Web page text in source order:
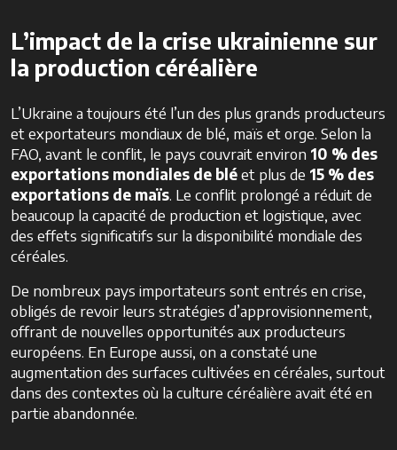
L’impact de la crise ukrainienne sur
la production céréalière
L’Ukraine a toujours été l’un des plus grands producteurs
et exportateurs mondiaux de blé, maïs et orge. Selon la
FAO, avant le conflit, le pays couvrait environ 10 % des
exportations mondiales de bléet plus de 15 % des
exportations de maïs. Le conflit prolongé a réduit de
beaucoup la capacité de production et logistique, avec
des effets significatifs sur la disponibilité mondiale des
céréales.
De nombreux pays importateurs sont entrés en crise,
obligés de revoir leurs stratégies d’approvisionnement,
offrant de nouvelles opportunités aux producteurs
européens. En Europe aussi, on a constaté une
augmentation des surfaces cultivées en céréales, surtout
dans des contextes où la culture céréalière avait été en
partie abandonnée.